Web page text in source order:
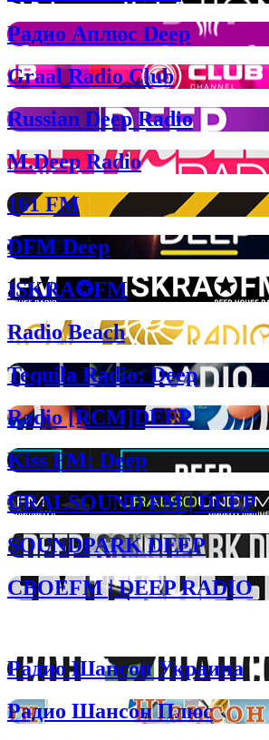
Радио Аплюс Deep
Graal Radio Club
Russian Deep Radio
M.Deep Radio
161 FM
DFM Deep
ISKRA✪FM
Radio Beach
Tequila Radio: Deep
Radio [RCM]DEEP
Kiss FM: Deep
URALSOUND FM | DEEP
SOUNDPARK DEEP
СВОЕFM | DEEP RADIO
Радио Шансон Украина
Радио Шансон Плюс